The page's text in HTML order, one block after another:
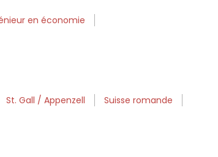
en économie
St. Gall / Appenzell
Suisse romande